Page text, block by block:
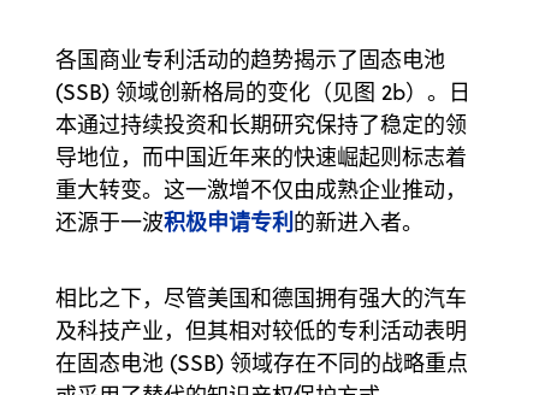
各国商业专利活动的趋势揭示了固态电池
(SSB) 领域创新格局的变化（见图 2b）。日
本通过持续投资和长期研究保持了稳定的领
导地位，而中国近年来的快速崛起则标志着
重大转变。这一激增不仅由成熟企业推动，
还源于一波积极申请专利的新进入者。
相比之下，尽管美国和德国拥有强大的汽车
及科技产业，但其相对较低的专利活动表明
在固态电池 (SSB) 领域存在不同的战略重点